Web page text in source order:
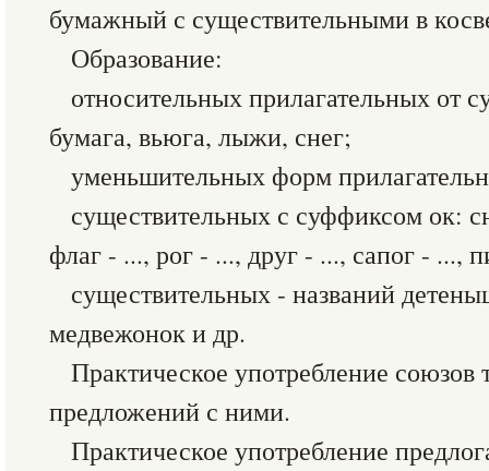
бумажный с существительными в
Образование:
относительных прилагательных от
бумага, вьюга, лыжи, снег;
уменьшительных форм
существительных с суффиксом ок:
флаг - ..., рог - ..., друг - ..., сапог - ...,
существительных - названий
медвежонок и др.
Практическое употребление
предложений с ними.
Практическое употребление